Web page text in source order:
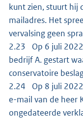
kunt zien, stuurt hij
mailadres. Het
vervalsing geen
2.23 Op 6 juli
bedrijf A. gestart
conservatoire
2.24 Op 8 juli
e-mail van de heer
ongedateerde